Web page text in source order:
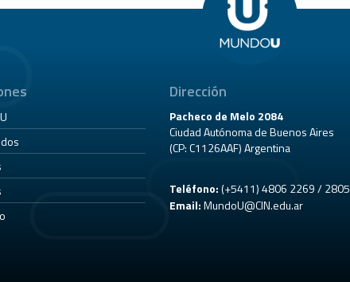
Dirección
Pacheco de Melo 2084
Ciudad Autónoma de Buenos Aires
(CP: C1126AAF) Argentina
Teléfono:(+5411) 4806 2269 / 2805
Email:MundoU@CIN.edu.ar